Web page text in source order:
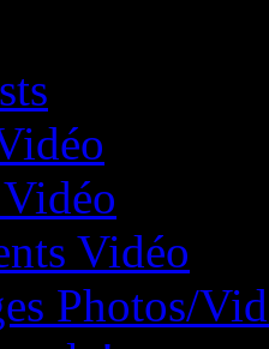
Vidéo
Photos/